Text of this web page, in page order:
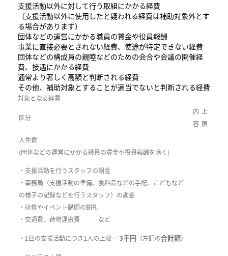
支援活動以外に対して行う取組にかかる経費
（支援活動以外に使用したと疑われる経費は補助対象外とす
る場合があります）
団体などの運営にかかる職員の賃金や役員報酬
事業に直接必要とされない経費、使途が特定できない経費
団体などの構成員の親睦などのための会合や会議の開催経
費、接遇にかかる経費
通常より著しく高額と判断される経費
その他、補助対象とすることが適当でないと判断される経費
対象となる経費
区分
内
容
上
限
人件費
(団体などの運営にかかる職員の賃金や役員報酬を除く)
・支援活動を行うスタッフの謝金
・事務局（支援活動の準備、食料品などの手配、こどもなど
の様子の記録などを行うスタッフ）の謝金
・研修やイベント講師の謝礼
・交通費、荷物運搬費 など
・1回の支援活動につき1人の上限… 3千円 （左記の合計額）